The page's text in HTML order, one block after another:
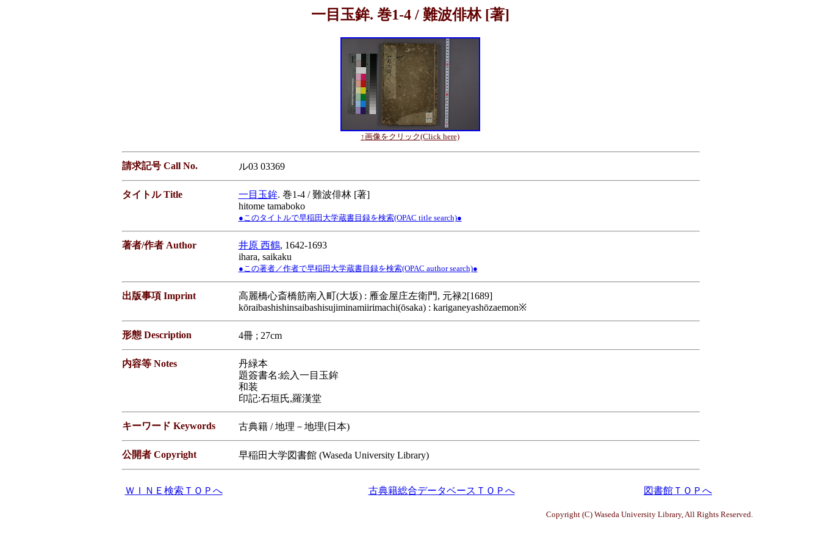
一目玉鉾. 巻1-4 / 難波俳林 [著]
↑画像をクリック(Click here)
請求記号 Call No. ル03 03369
タイトル Title 一目玉鉾. 巻1-4 / 難波俳林 [著]
hitome tamaboko
●このタイトルで早稲田大学蔵書目録を検索(OPAC title search)●
著者/作者 Author 井原 西鶴, 1642-1693
ihara, saikaku
●この著者／作者で早稲田大学蔵書目録を検索(OPAC author search)●
出版事項 Imprint
高麗橋心斎橋筋南入町(大坂) : 雁金屋庄左衛門, 元禄2[1689]
kōraibashishinsaibashisujiminamiirimachi(ōsaka) : kariganeyashōzaemon※
形態 Description 4冊 ; 27cm
内容等 Notes
丹緑本
題簽書名:絵入一目玉鉾
和装
印記:石垣氏,羅漢堂
キーワード Keywords 古典籍 / 地理－地理(日本)
公開者 Copyright 早稲田大学図書館 (Waseda University Library)
ＷＩＮＥ検索ＴＯＰへ 古典籍総合データベースＴＯＰへ 図書館ＴＯＰへ
Copyright (C) Waseda University Library, All Rights Reserved.